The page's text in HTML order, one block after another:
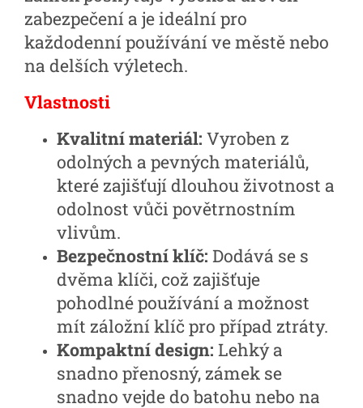
zabezpečení a je ideální pro
každodenní používání ve městě nebo
na delších výletech.
Vlastnosti
Kvalitní materiál: Vyroben z
odolných a pevných materiálů,
které zajišťují dlouhou životnost a
odolnost vůči povětrnostním
vlivům.
Bezpečnostní klíč: Dodává se s
dvěma klíči, což zajišťuje
pohodlné používání a možnost
mít záložní klíč pro případ ztráty.
Kompaktní design: Lehký a
snadno přenosný, zámek se
snadno vejde do batohu nebo na